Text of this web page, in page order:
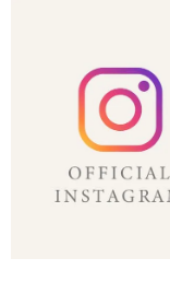
彩がよかったかもし
《
我が家の神棚にいま